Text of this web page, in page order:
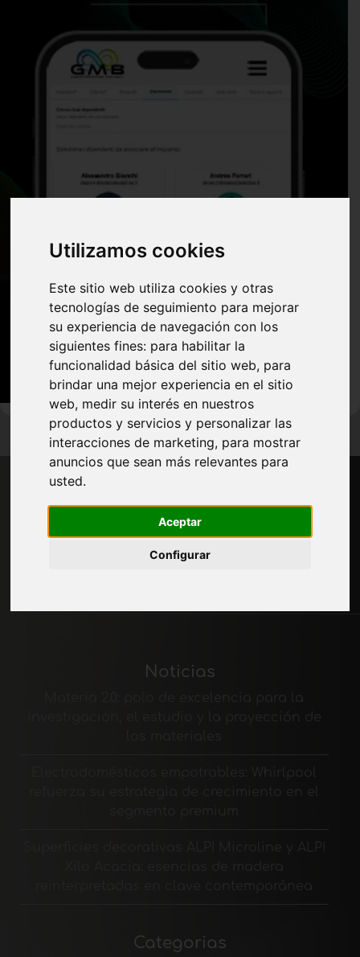
Utilizamos cookies
Este sitio web utiliza cookies y otras
tecnologías de seguimiento para mejorar
su experiencia de navegación con los
siguientes fines: para habilitar la
funcionalidad básica del sitio web, para
brindar una mejor experiencia en el sitio
web, medir su interés en nuestros
productos y servicios y personalizar las
interacciones de marketing, para mostrar
anuncios que sean más relevantes para
usted.
Aceptar
Configurar
Noticias
Categorias